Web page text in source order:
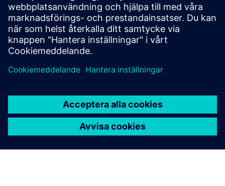
uppehållsdriven energioptimering, klassens bästa
belysningskontroll, RTLS, pl...
Läs mer